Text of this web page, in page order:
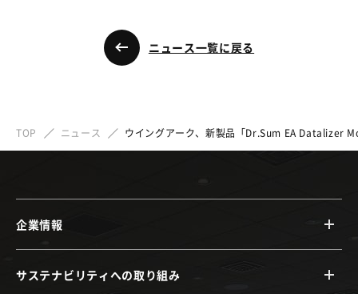
ニュース一覧に戻る
TOP ニュース ウイングアーク、新製品「Dr.Sum EA Datalizer
企業情報
サステナビリティへの取り組み